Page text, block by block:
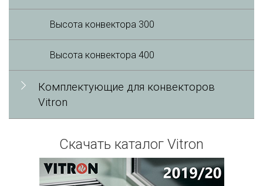
Высота конвектора 300
Высота конвектора 400
Комплектующие для конвекторов
Vitron
Скачать каталог Vitron